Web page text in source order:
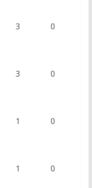
3 0
3 0
1 0
1 0